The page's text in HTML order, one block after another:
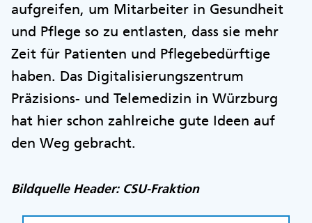
aufgreifen, um Mitarbeiter in Gesundheit
und Pflege so zu entlasten, dass sie mehr
Zeit für Patienten und Pflegebedürftige
haben. Das Digitalisierungszentrum
Präzisions- und Telemedizin in Würzburg
hat hier schon zahlreiche gute Ideen auf
den Weg gebracht.
Bildquelle Header: CSU-Fraktion